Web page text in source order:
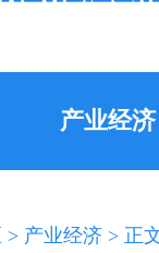
产业经济
> 产业经济 > 正